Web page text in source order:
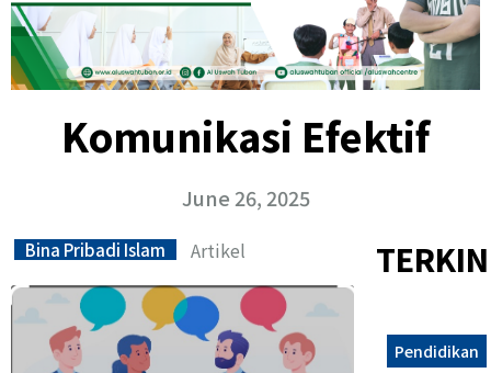
Komunikasi Efektif
June 26, 2025
Bina Pribadi Islam Artikel
Pendidikan